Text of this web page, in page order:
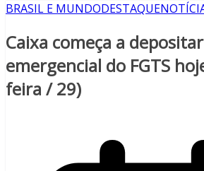
BRASIL E MUNDODESTAQUE
Caixa começa a
emergencial do FGTS
feira / 29)